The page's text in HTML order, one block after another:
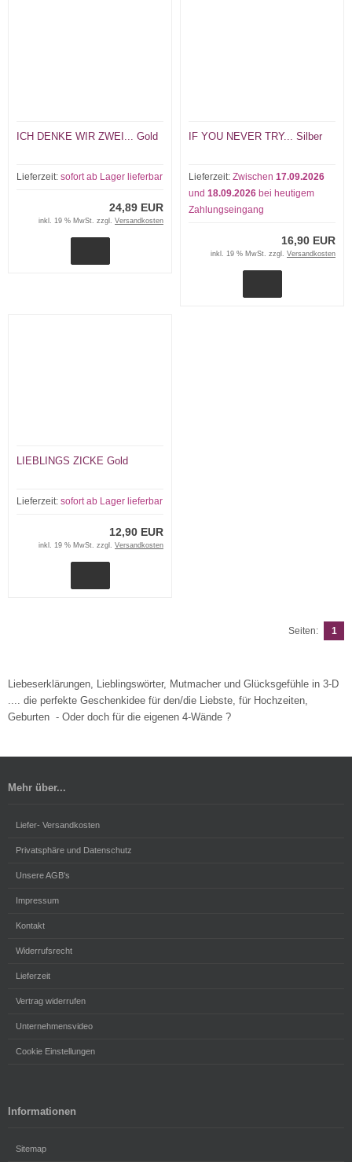
ICH DENKE WIR ZWEI... Gold
Lieferzeit: sofort ab Lager lieferbar
24,89 EUR
inkl. 19 % MwSt. zzgl. Versandkosten
IF YOU NEVER TRY... Silber
Lieferzeit: Zwischen 17.09.2026
und 18.09.2026 bei heutigem
Zahlungseingang
16,90 EUR
inkl. 19 % MwSt. zzgl. Versandkosten
LIEBLINGS ZICKE Gold
Lieferzeit: sofort ab Lager lieferbar
12,90 EUR
inkl. 19 % MwSt. zzgl. Versandkosten
Seiten: 1
Liebeserklärungen, Lieblingswörter, Mutmacher und Glücksgefühle in 3-D
.... die perfekte Geschenkidee für den/die Liebste, für Hochzeiten,
Geburten - Oder doch für die eigenen 4-Wände ?
Mehr über...
Liefer- Versandkosten
Privatsphäre und Datenschutz
Unsere AGB's
Impressum
Kontakt
Widerrufsrecht
Lieferzeit
Vertrag widerrufen
Unternehmensvideo
Cookie Einstellungen
Informationen
Sitemap